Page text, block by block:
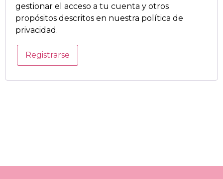
gestionar el acceso a tu cuenta y otros
propósitos descritos en nuestra política de
privacidad .
Registrarse